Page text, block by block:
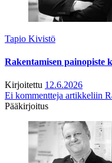
Tapio Kivistö
Rakentamisen painopiste
Kirjoitettu 12.6.2026
Ei kommentteja artikkeliin
Pääkirjoitus